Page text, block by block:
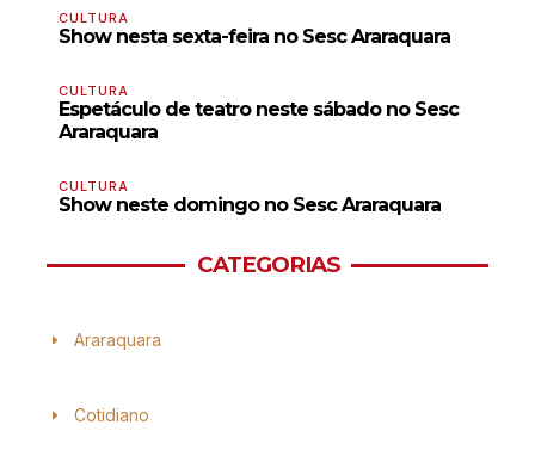
CULTURA
Show nesta sexta-feira no Sesc Araraquara
CULTURA
Espetáculo de teatro neste sábado no Sesc
Araraquara
CULTURA
Show neste domingo no Sesc Araraquara
CATEGORIAS
Araraquara
Cotidiano